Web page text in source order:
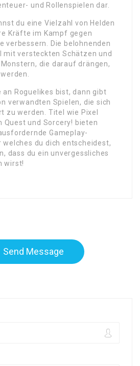
und Rollenspielen dar.
du eine Vielzahl von Helden
Kräfte im Kampf gegen
verbessern. Die belohnenden
mit versteckten Schätzen und
die darauf drängen,
an Roguelikes bist, dann gibt
verwandten Spielen, die sich
zu werden. Titel wie Pixel
Quest und Sorcery! bieten
Gameplay-
welches du dich entscheidest,
dass du ein unvergessliches
wirst!
Send Message